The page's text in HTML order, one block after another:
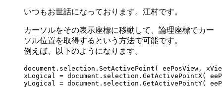
いつもお世話になっております。江村です。
カーソルをその表示座標に移動して、論理座標でカー
ソル位置を取得するという方法で可能です。
例えば、以下のようになります。
document.selection.SetActivePoint( eePosView,
xLogical = document.selection.GetActivePointX(
yLogical = document.selection.GetActivePointY(